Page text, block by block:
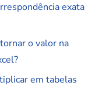
exata
o valor na
em tabelas